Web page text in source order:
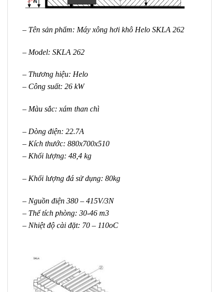
– Tên sản phẩm: Máy xông hơi khô Helo SKLA 262
– Model: SKLA 262
– Thương hiệu: Helo
– Công suất: 26 kW
– Màu sắc: xám than chì
– Dòng điện: 22.7A
– Kích thước: 880x700x510
– Khối lượng: 48,4 kg
– Khối lượng đá sử dụng: 80kg
– Nguồn điện 380 – 415V/3N
– Thể tích phòng: 30-46 m3
– Nhiệt độ cài đặt: 70 – 110oC